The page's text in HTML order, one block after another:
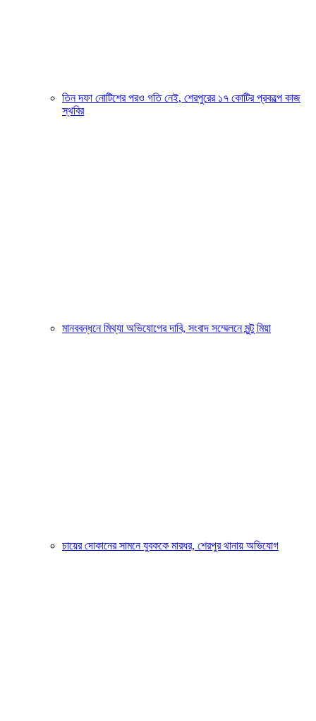
তিন দফা নোটিশের পরও গতি নেই, শেরপুরের ১৭ কোটির প্রকল্পে কাজ
স্থবির
মানববন্ধনে মিথ্যা অভিযোগের দাবি, সংবাদ সম্মেলনে মুন্টু মিয়া
চায়ের দোকানের সামনে যুবককে মারধর, শেরপুর থানায় অভিযোগ